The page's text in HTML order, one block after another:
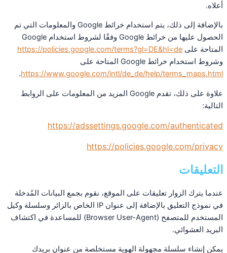
أعلاه.
بالإضافة إلى ذلك، يتم استخدام خرائط Google والمعلومات التي تم
الحصول عليها من خرائط Google وفقًا لشروط استخدام Google
المتاحة على https://policies.google.com/terms?gl=DE&hl=de
وشروط استخدام خرائط Google المتاحة على
https://www.google.com/intl/de_de/help/terms_maps.html
.
علاوة على ذلك، تقدم Google المزيد من المعلومات على الروابط
التالية:
https://adssettings.google.com/authenticated
https://policies.google.com/privacy
التعليقات
عندما يترك الزوار تعليقات على الموقع، نقوم بجمع البيانات المُدخلة
في نموذج التعليق بالإضافة إلى عنوان IP الخاص بالزائر وسلسلة وكيل
المستخدم للمتصفح (Browser User-Agent) للمساعدة في اكتشاف
البريد العشوائي.
يمكن إنشاء سلسلة مجهولة الهوية مستخلصة من عنوان بريدك